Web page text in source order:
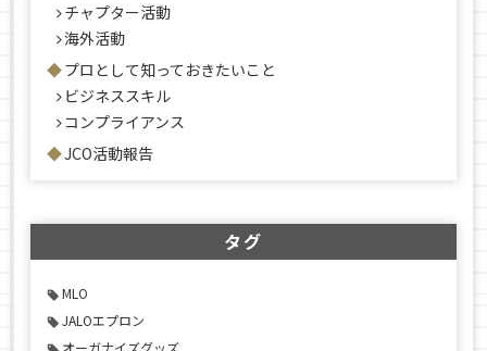
チャプター活動
海外活動
プロとして知っておきたいこと
ビジネススキル
コンプライアンス
JCO活動報告
タグ
MLO
JALOエプロン
オーガナイズグッズ